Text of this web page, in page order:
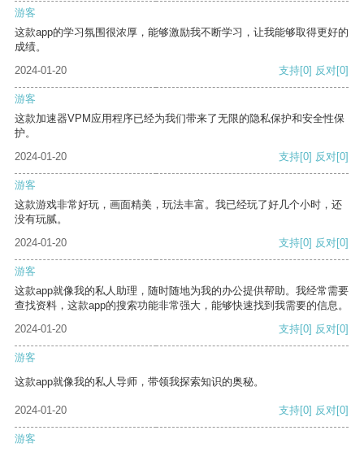
游客
这款app的学习氛围很浓厚，能够激励我不断学习，让我能够取得更好的
成绩。
2024-01-20
支持[0] 反对[0]
游客
这款加速器VPM应用程序已经为我们带来了无限的隐私保护和安全性保
护。
2024-01-20
支持[0] 反对[0]
游客
这款游戏非常好玩，画面精美，玩法丰富。我已经玩了好几个小时，还
没有玩腻。
2024-01-20
支持[0] 反对[0]
游客
这款app就像我的私人助理，随时随地为我的办公提供帮助。我经常需要
查找资料，这款app的搜索功能非常强大，能够快速找到我需要的信息。
2024-01-20
支持[0] 反对[0]
游客
这款app就像我的私人导师，带领我探索知识的奥秘。
2024-01-20 支持[0] 反对[0]
游客